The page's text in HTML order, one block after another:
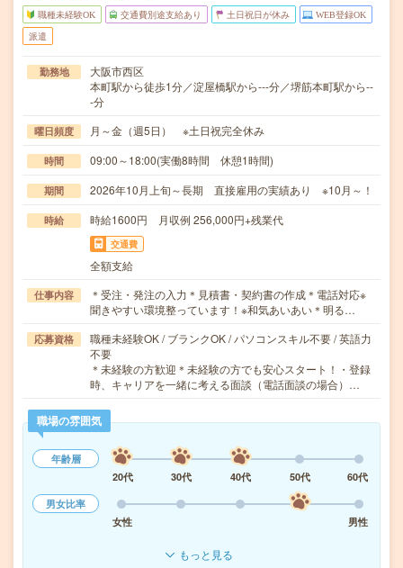
職種未経験OK 交通費別途支給あり 土日祝日が休み WEB登録OK
派遣
勤務地
大阪市西区
本町駅から徒歩1分／淀屋橋駅から---分／堺筋本町駅から--
-分
曜日頻度 月～金（週5日） ※土日祝完全休み
時間 09:00～18:00(実働8時間 休憩1時間)
期間 2026年10月上旬～長期 直接雇用の実績あり ※10月～！
時給 時給1600円 月収例 256,000円+残業代
交通費
全額支給
仕事内容
＊受注・発注の入力＊見積書・契約書の作成＊電話対応※
聞きやすい環境整っています！※和気あいあい＊明る…
応募資格
職種未経験OK / ブランクOK / パソコンスキル不要 / 英語力
不要
＊未経験の方歓迎＊未経験の方でも安心スタート！・登録
時、キャリアを一緒に考える面談（電話面談の場合）…
職場の雰囲気
年齢層
20代
30代 40代 50代
60代
男女比率
女性
男性
もっと見る